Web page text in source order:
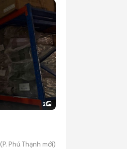
2
(P. Phú Thạnh mới)